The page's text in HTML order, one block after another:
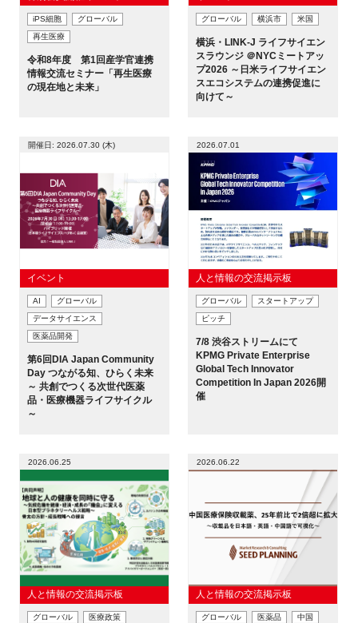
iPS細胞
グローバル
再生医療
令和8年度 第1回産学官連携
情報交流セミナー「再生医療
の現在地と未来」
グローバル 横浜市 米国
横浜・LINK-J ライフサイエン
スラウンジ ＠NYCミートアッ
プ2026 ～日米ライフサイエン
スエコシステムの連携促進に
向けて～
開催日: 2026.07.30 (木)
イベント
AI
グローバル
データサイエンス
医薬品開発
第6回DIA Japan Community
Day つながる知、ひらく未来
～ 共創でつくる次世代医薬
品・医療機器ライフサイクル
～
2026.07.01
人と情報の交流掲示板
グローバル
スタートアップ
ピッチ
7/8 渋谷ストリームにて
KPMG Private Enterprise
Global Tech Innovator
Competition In Japan 2026開
催
2026.06.25
人と情報の交流掲示板
グローバル
医療政策
2026.06.22
人と情報の交流掲示板
グローバル 医薬品
中国